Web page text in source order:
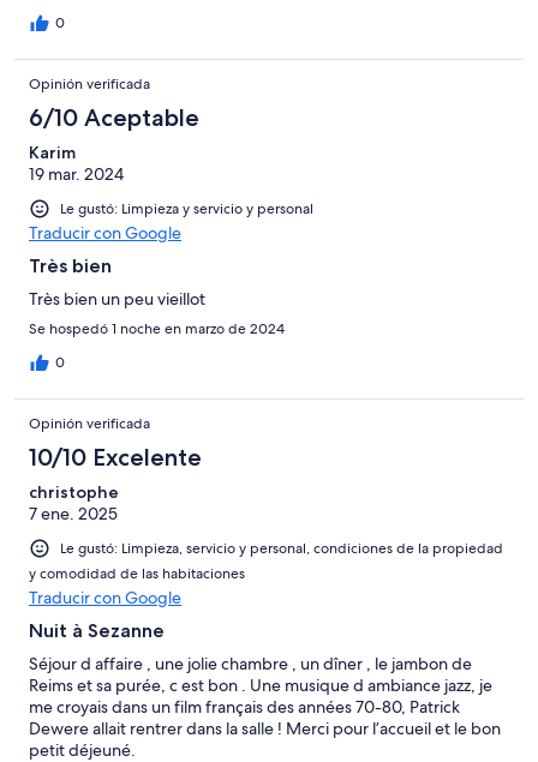
0
Opinión verificada
6/10 Aceptable
Karim
19 mar. 2024
Le gustó: Limpieza y servicio y personal
Traducir con Google
Très bien
Très bien un peu vieillot
Se hospedó 1 noche en marzo de 2024
0
Opinión verificada
10/10 Excelente
christophe
7 ene. 2025
Le gustó: Limpieza, servicio y personal, condiciones de la propiedad
y comodidad de las habitaciones
Traducir con Google
Nuit à Sezanne
Séjour d affaire , une jolie chambre , un dîner , le jambon de
Reims et sa purée, c est bon . Une musique d ambiance jazz, je
me croyais dans un film français des années 70-80, Patrick
Dewere allait rentrer dans la salle ! Merci pour l’accueil et le bon
petit déjeuné.